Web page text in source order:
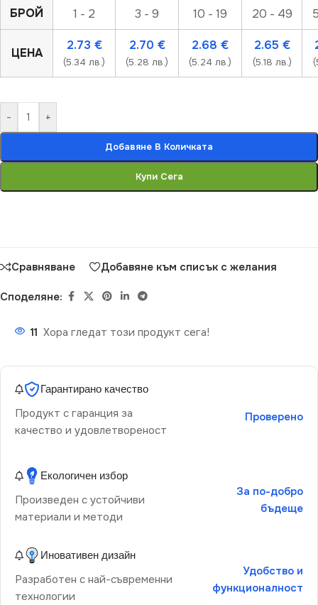
БРОЙ 1 - 2 3 - 9 10 - 19 20 - 49
ЦЕНА
2.73 €
(5.34 лв.)
2.70 €
(5.28 лв.)
2.68 €
(5.24 лв.)
2.65 €
(5.18 лв.)
- +
Добавяне В Количката
Купи Сега
Сравняване Добавяне към списък с желания
Споделяне:
11 Хора гледат този продукт сега!
Гарантирано качество
Продукт с гаранция за
качество и удовлетвореност
Проверено
Екологичен избор
Произведен с устойчиви
материали и методи
За по-добро
бъдеще
Иновативен дизайн
Разработен с най-съвременни
технологии
Удобство и
функционалност